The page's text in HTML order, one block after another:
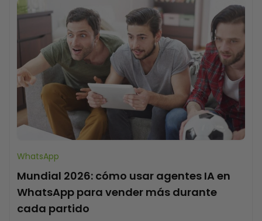
WhatsApp
Mundial 2026: cómo usar agentes IA en
WhatsApp para vender más durante
cada partido